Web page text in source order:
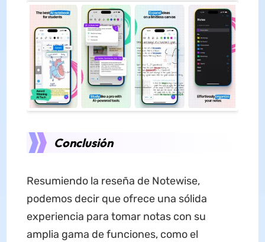
Conclusión
Resumiendo la reseña de Notewise,
podemos decir que ofrece una sólida
experiencia para tomar notas con su
amplia gama de funciones, como el